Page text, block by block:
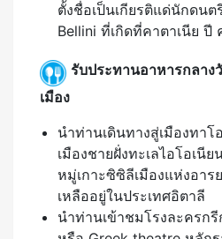
ตั้งชื่อเป็นเกียรติแด่นักดน
Bellini ที่เกิดที่คาตาเนีย ปี
รับประทานอาหารกลา
เมือง
นำท่านเดินทางสู่เมืองทาโ
เมืองชายฝั่งทะเลไอโอเนี
หมู่เกาะซิซิลีเมืองแห่งอาร
เหลืออยู่ในประเทศอิตาลี
นำท่านเข้าชมโรงละครก